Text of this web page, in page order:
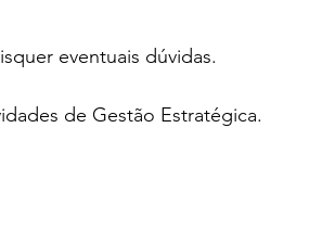
quaisquer eventuais dúvidas.
atividades de Gestão Estratégica.